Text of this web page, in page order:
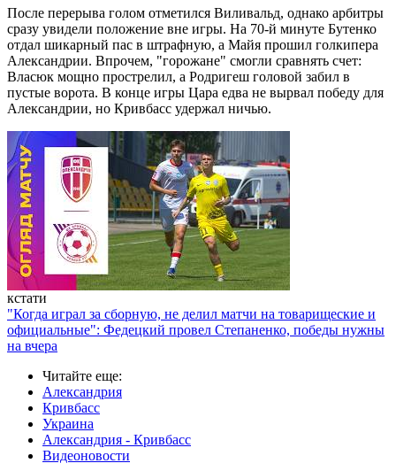
После перерыва голом отметился Виливальд, однако арбитры
сразу увидели положение вне игры. На 70-й минуте Бутенко
отдал шикарный пас в штрафную, а Майя прошил голкипера
Александрии. Впрочем, "горожане" смогли сравнять счет:
Власюк мощно прострелил, а Родригеш головой забил в
пустые ворота. В конце игры Цара едва не вырвал победу для
Александрии, но Кривбасс удержал ничью.
кстати
"Когда играл за сборную, не делил матчи на товарищеские и
официальные": Федецкий провел Степаненко, победы нужны
на вчера
Читайте еще:
Александрия
Кривбасс
Украина
Александрия - Кривбасс
Видеоновости